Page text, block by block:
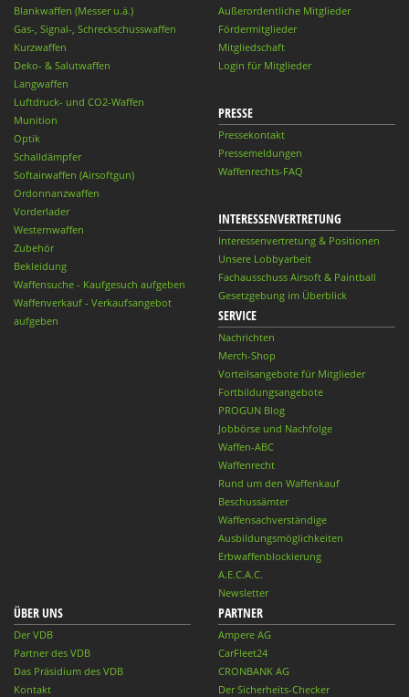
Blankwaffen (Messer u.ä.)
Gas-, Signal-, Schreckschusswaffen
Kurzwaffen
Deko- & Salutwaffen
Langwaffen
Luftdruck- und CO2-Waffen
Munition
Optik
Schalldämpfer
Softairwaffen (Airsoftgun)
Ordonnanzwaffen
Vorderlader
Westernwaffen
Zubehör
Bekleidung
Waffensuche - Kaufgesuch aufgeben
Waffenverkauf - Verkaufsangebot
aufgeben
Außerordentliche Mitglieder
Fördermitglieder
Mitgliedschaft
Login für Mitglieder
PRESSE
Pressekontakt
Pressemeldungen
Waffenrechts-FAQ
INTERESSENVERTRETUNG
Interessenvertretung & Positionen
Unsere Lobbyarbeit
Fachausschuss Airsoft & Paintball
Gesetzgebung im Überblick
SERVICE
Nachrichten
Merch-Shop
Vorteilsangebote für Mitglieder
Fortbildungsangebote
PROGUN Blog
Jobbörse und Nachfolge
Waffen-ABC
Waffenrecht
Rund um den Waffenkauf
Beschussämter
Waffensachverständige
Ausbildungsmöglichkeiten
Erbwaffenblockierung
A.E.C.A.C.
Newsletter
ÜBER UNS
Der VDB
Partner des VDB
Das Präsidium des VDB
Kontakt
PARTNER
Ampere AG
CarFleet24
CRONBANK AG
Der Sicherheits-Checker